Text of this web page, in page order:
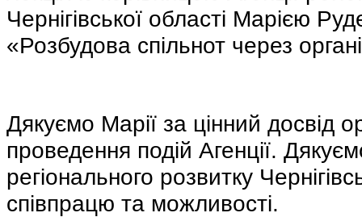
Чернігівської області Марією
«Розбудова спільнот через
Дякуємо Марії за цінний досвід
проведення подій Агенції.
регіонального розвитку
співпрацю та можливості.